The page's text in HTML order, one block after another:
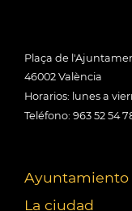
Plaça de
46002 València
Horarios: lunes a
Teléfono: 963 52 54
Ayuntamiento
La ciudad